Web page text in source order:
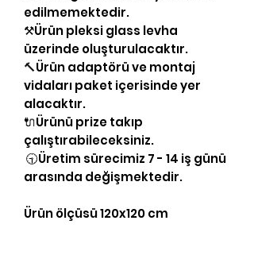
edilmemektedir.
⚒Ürün pleksi glass levha
üzerinde oluşturulacaktır.
🔨Ürün adaptörü ve montaj
vidaları paket içerisinde yer
alacaktır.
🔌Ürünü prize takıp
çalıştırabileceksiniz.
🕤Üretim sürecimiz 7 - 14 iş günü
arasında değişmektedir.
Ürün ölçüsü 120x120 cm